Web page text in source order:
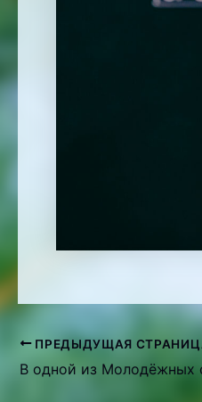
Навигация
по
ПРЕДЫДУЩАЯ